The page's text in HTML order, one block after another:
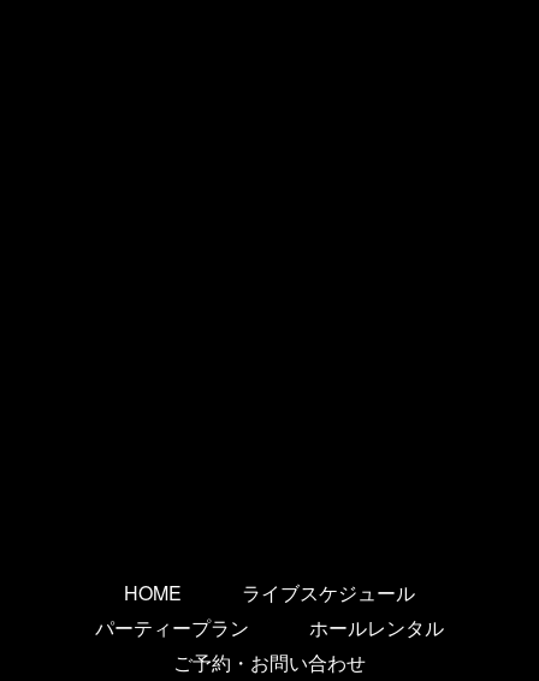
HOME
ライブスケジュール
パーティープラン
ホールレンタル
ご予約・お問い合わせ